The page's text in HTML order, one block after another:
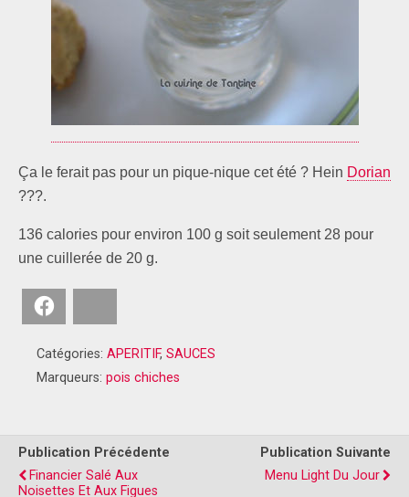
Ça le ferait pas pour un pique-nique cet été ? Hein Dorian
???.
136 calories pour environ 100 g soit seulement 28 pour
une cuillerée de 20 g.
Catégories: APERITIF, SAUCES
Marqueurs: pois chiches
Publication Précédente
Financier Salé Aux
Noisettes Et Aux Figues
Publication Suivante
Menu Light Du Jour